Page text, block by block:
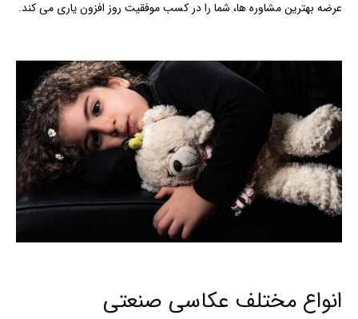
عرضه بهترین مشاوره ها، شما را در کسب موفقیت روز افزون یاری می کند.
انواع مختلف عکاسی صنعتی